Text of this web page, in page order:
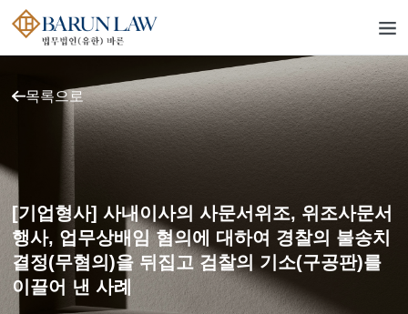
목록으로
[기업형사] 사내이사의 사문서위조, 위조사문서
행사, 업무상배임 혐의에 대하여 경찰의 불송치
결정(무혐의)을 뒤집고 검찰의 기소(구공판)를
이끌어 낸 사례